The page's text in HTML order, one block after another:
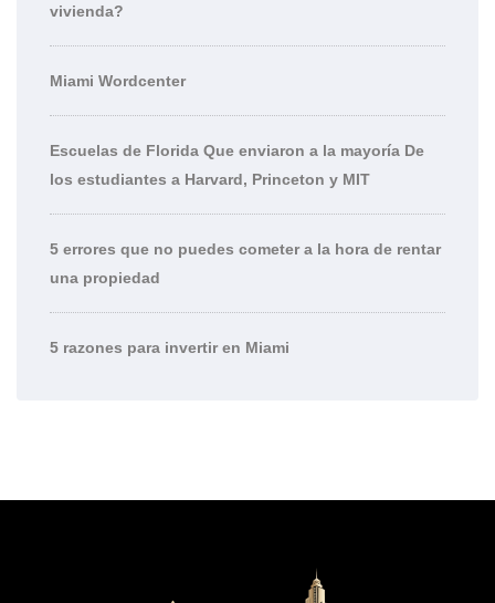
vivienda?
Miami Wordcenter
Escuelas de Florida Que enviaron a la mayoría De
los estudiantes a Harvard, Princeton y MIT
5 errores que no puedes cometer a la hora de rentar
una propiedad
5 razones para invertir en Miami